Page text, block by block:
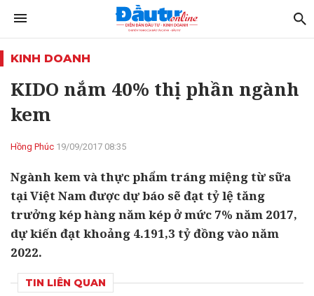
KINH DOANH
KIDO nắm 40% thị phần ngành
kem
Hồng Phúc 19/09/2017 08:35
Ngành kem và thực phẩm tráng miệng từ sữa
tại Việt Nam được dự báo sẽ đạt tỷ lệ tăng
trưởng kép hàng năm kép ở mức 7% năm 2017,
dự kiến đạt khoảng 4.191,3 tỷ đồng vào năm
2022.
TIN LIÊN QUAN